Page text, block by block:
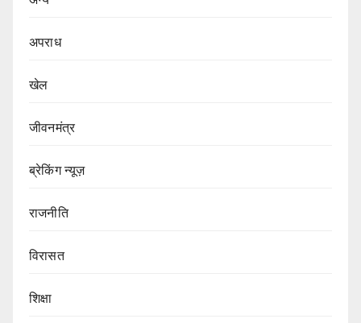
अपराध
खेल
जीवनमंत्र
ब्रेकिंग न्यूज़
राजनीति
‍‍विरासत
शिक्षा